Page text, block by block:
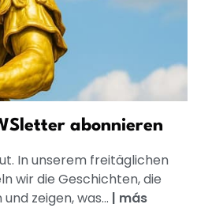
abonnieren
In unserem freitäglichen
wir die Geschichten, die
zeigen, was... | más